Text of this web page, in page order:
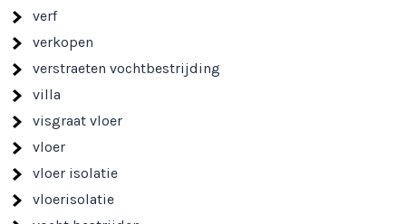
verf
verkopen
verstraeten vochtbestrijding
villa
visgraat vloer
vloer
vloer isolatie
vloerisolatie